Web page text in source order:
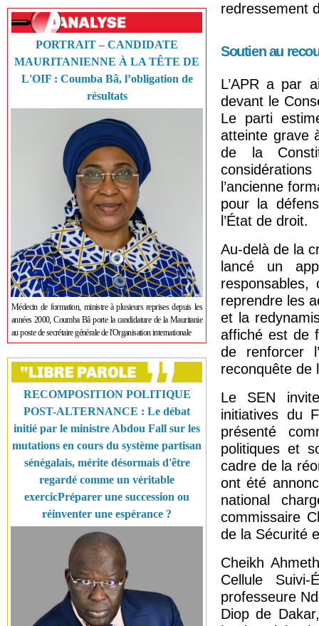
PORTRAIT – CANDIDATE
MAURITANIENNE À LA TÊTE DE
L'OIF : Coumba Bâ, l’obligation de
résultats
Médecin de formation, ministre à plusieurs reprises depuis les
années 2000, Coumba Bâ porte la candidature de la Mauritanie
au poste de secrétaire générale de l'Organisation internationale
RECOMPOSITION POLITIQUE
POST-ALTERNANCE : Le débat
initié par le ministre Abdou Fall sur les
mutations en cours du système partisan
sénégalais, mérite désormais d'être
regardé comme un véritable
exercicPréparer une succession ou
réinventer une espérance ?
redressement
Soutien au
L’APR a par
devant le
Le parti
atteinte grave
de la
l’ancienne
pour la
l’État de droit.
Au-delà de la
lancé un
reprendre les
et la
affiché est de
de renforcer
reconquête de
Le SEN
initiatives du
présenté
politiques et
cadre de la
ont été
national
commissaire
de la Sécurité
Cheikh
Cellule
professeure
Diop de